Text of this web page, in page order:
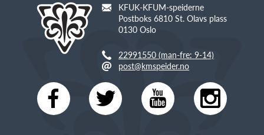
KFUK-KFUM-speiderne
Postboks 6810 St. Olavs plass
0130 Oslo
22991550 (man-fre: 9-14)
post@kmspeider.no